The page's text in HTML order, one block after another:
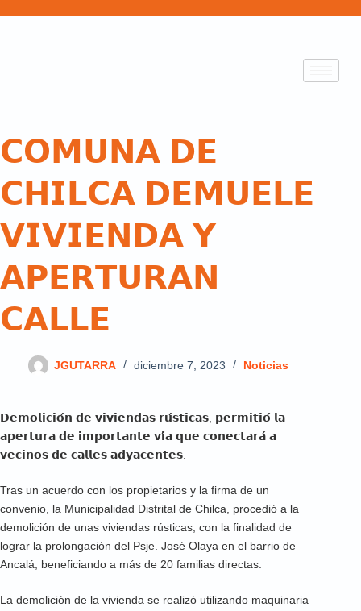
𝗖𝗢𝗠𝗨𝗡𝗔 𝗗𝗘
𝗖𝗛𝗜𝗟𝗖𝗔 𝗗𝗘𝗠𝗨𝗘𝗟𝗘
𝗩𝗜𝗩𝗜𝗘𝗡𝗗𝗔 𝗬
𝗔𝗣𝗘𝗥𝗧𝗨𝗥𝗔𝗡
𝗖𝗔𝗟𝗟𝗘
JGUTARRA diciembre 7, 2023 Noticias
𝗗𝗲𝗺𝗼𝗹𝗶𝗰𝗶𝗼́𝗻 𝗱𝗲 𝘃𝗶𝘃𝗶𝗲𝗻𝗱𝗮𝘀 𝗿𝘂́𝘀𝘁𝗶𝗰𝗮𝘀, 𝗽𝗲𝗿𝗺𝗶𝘁𝗶𝗼́ 𝗹𝗮
𝗮𝗽𝗲𝗿𝘁𝘂𝗿𝗮 𝗱𝗲 𝗶𝗺𝗽𝗼𝗿𝘁𝗮𝗻𝘁𝗲 𝘃𝗶́𝗮 𝗾𝘂𝗲 𝗰𝗼𝗻𝗲𝗰𝘁𝗮𝗿𝗮́ 𝗮
𝘃𝗲𝗰𝗶𝗻𝗼𝘀 𝗱𝗲 𝗰𝗮𝗹𝗹𝗲𝘀 𝗮𝗱𝘆𝗮𝗰𝗲𝗻𝘁𝗲𝘀.
Tras un acuerdo con los propietarios y la firma de un
convenio, la Municipalidad Distrital de Chilca, procedió a la
demolición de unas viviendas rústicas, con la finalidad de
lograr la prolongación del Psje. José Olaya en el barrio de
Ancalá, beneficiando a más de 20 familias directas.
La demolición de la vivienda se realizó utilizando maquinaria